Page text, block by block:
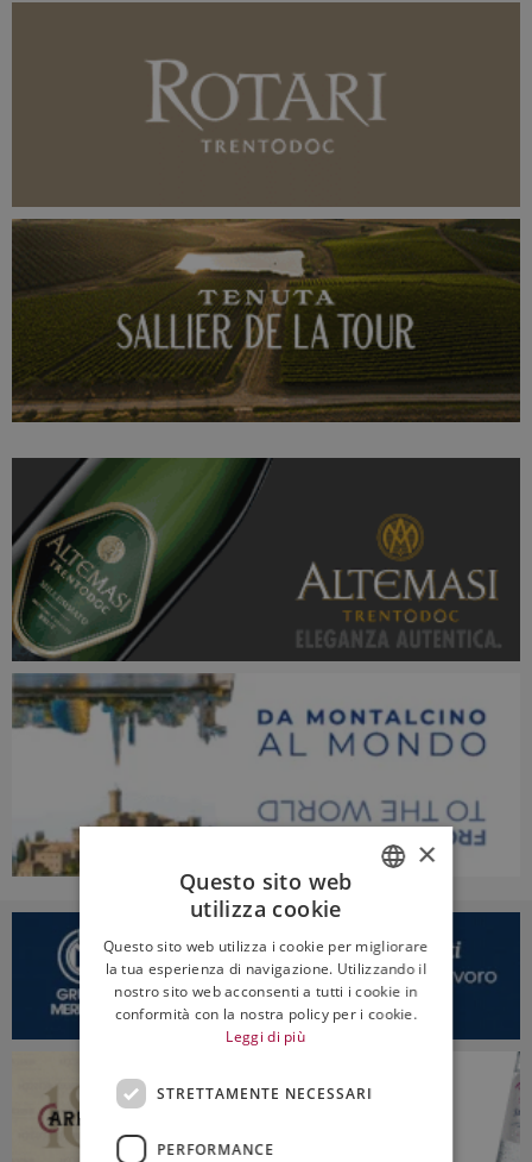
ENGLISH
×
Questo sito web
utilizza cookie
Questo sito web utilizza i cookie per migliorare
la tua esperienza di navigazione. Utilizzando il
nostro sito web acconsenti a tutti i cookie in
conformità con la nostra policy per i cookie.
Leggi di più
STRETTAMENTE NECESSARI
PERFORMANCE